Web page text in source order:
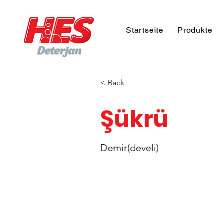
Startseite Produkte
< Back
Şükrü
Demir(develi)